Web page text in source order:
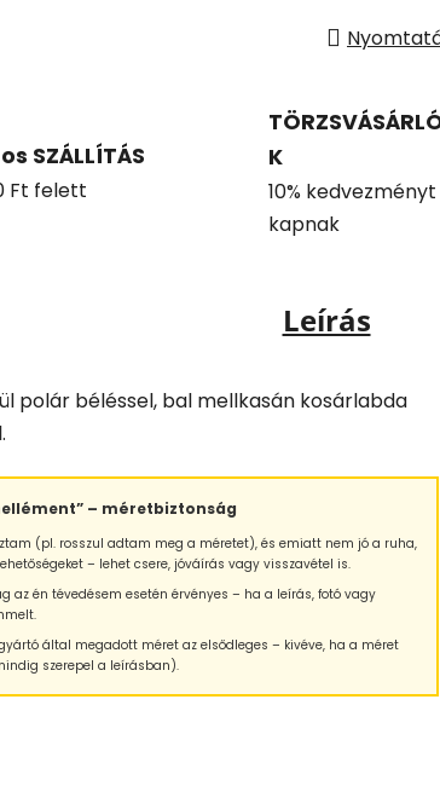
SZÁLLÍTÁS
Ft felett
K
10% kedvezményt
kapnak
Leírás
polár béléssel, bal mellkasán kosárlabda
– méretbiztonság
(pl. rosszul adtam meg a méretet), és emiatt nem jó a ruha,
– lehet csere, jóváírás vagy visszavétel is.
az én tévedésem esetén érvényes – ha a leírás, fotó vagy
által megadott méret az elsődleges – kivéve, ha a méret
szerepel a leírásban).